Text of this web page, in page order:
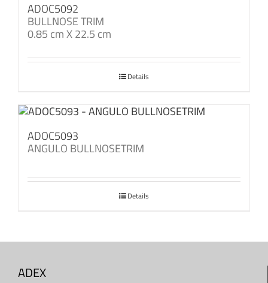
ADOC5092
BULLNOSE TRIM
0.85 cm X 22.5 cm
Details
ADOC5093
ANGULO BULLNOSETRIM
Details
ADEX